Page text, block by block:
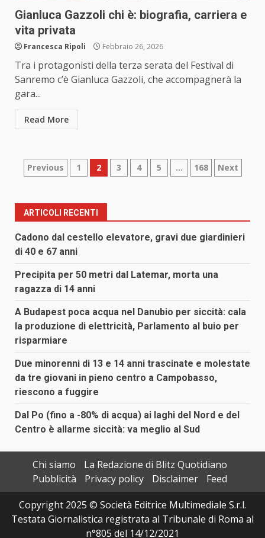
Gianluca Gazzoli chi è: biografia, carriera e
vita privata
Francesca Ripoli Febbraio 26, 2026
Tra i protagonisti della terza serata del Festival di
Sanremo c’è Gianluca Gazzoli, che accompagnerà la
gara...
Read More
Paginazione
articoli
Previous 1 2 3 4 5 … 168 Next
ARTICOLI RECENTI
Cadono dal cestello elevatore, gravi due giardinieri
di 40 e 67 anni
Precipita per 50 metri dal Latemar, morta una
ragazza di 14 anni
A Budapest poca acqua nel Danubio per siccità: cala
la produzione di elettricità, Parlamento al buio per
risparmiare
Due minorenni di 13 e 14 anni trascinate e molestate
da tre giovani in pieno centro a Campobasso,
riescono a fuggire
Dal Po (fino a -80% di acqua) ai laghi del Nord e del
Centro è allarme siccità: va meglio al Sud
Chi siamo
La Redazione di Blitz Quotidiano
Pubblicità
Privacy policy Disclaimer
Feed
Copyright 2025 © Società Editrice Multimediale S.r.l.
Testata Giornalistica registrata al Tribunale di Roma al
n°805 del 14/12/2021